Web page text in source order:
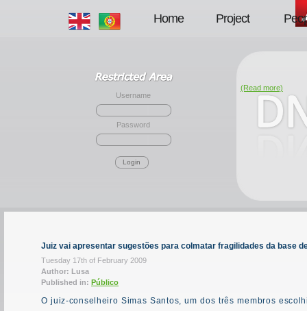
(Read more)
Username
Password
Login
Home Project
Juiz vai apresentar sugestões para colmatar fragilidades da base
Tuesday 17th of February 2009
Author: Lusa
Published in: Público
O juiz-conselheiro Simas Santos, um dos três membros